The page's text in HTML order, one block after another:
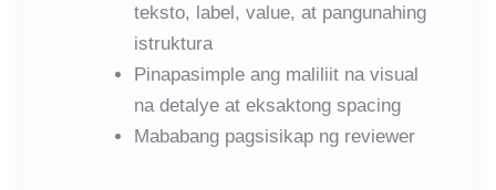
teksto, label, value, at pangunahing
istruktura
Pinapasimple ang maliliit na visual
na detalye at eksaktong spacing
Mababang pagsisikap ng reviewer